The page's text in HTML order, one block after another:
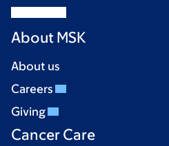
About MSK
About us
Careers
Giving
Cancer Care